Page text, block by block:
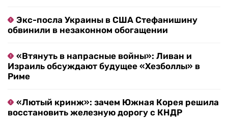
Экс-посла Украины в США Стефанишину
обвинили в незаконном обогащении
«Втянуть в напрасные войны»: Ливан и
Израиль обсуждают будущее «Хезболлы» в
Риме
«Лютый кринж»: зачем Южная Корея решила
восстановить железную дорогу с КНДР